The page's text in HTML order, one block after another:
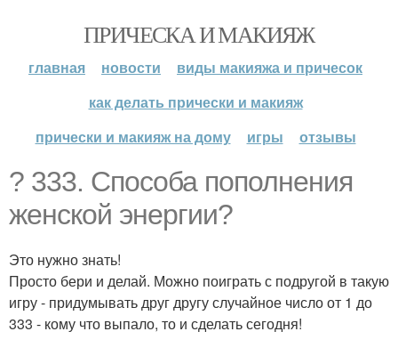
ПРИЧЕСКА И МАКИЯЖ
главная новости
виды макияжа и причесок
как делать прически и макияж
прически и макияж на дому
игры отзывы
? 333. Способа пополнения
женской энергии?
Это нужно знать!
Просто бери и делай. Можно поиграть с подругой в такую
игру - придумывать друг другу случайное число от 1 до
333 - кому что выпало, то и сделать сегодня!